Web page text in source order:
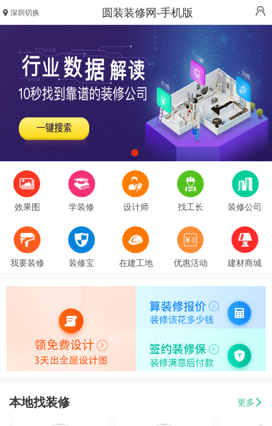
深圳切换 圆装装修网-手机版
效果图 学装修 设计师 找工长 装修公司
我要装修 装修宝 在建工地 优惠活动 建材商城
本地找装修 更多